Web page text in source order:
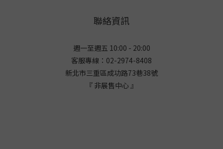
聯絡資訊
週一至週五 10:00 - 20:00
客服專線：02-2974-8408
新北市三重區成功路73巷38號
『 非展售中心 』